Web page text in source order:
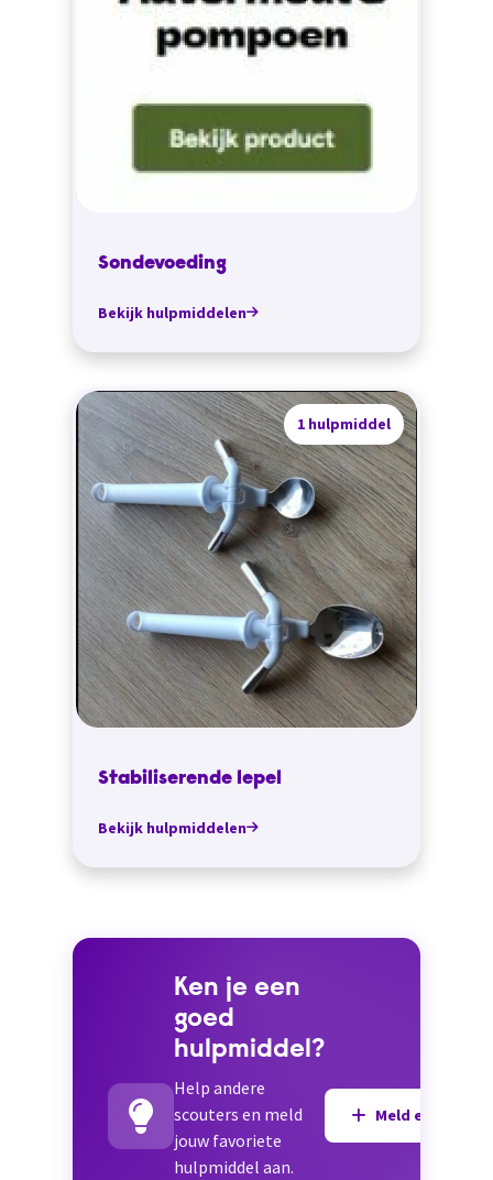
Sondevoeding
Bekijk hulpmiddelen
1 hulpmiddel
Stabiliserende lepel
Bekijk hulpmiddelen
Ken je een
goed
hulpmiddel?
Help andere
scouters en meld
jouw favoriete
hulpmiddel aan.
Meld een